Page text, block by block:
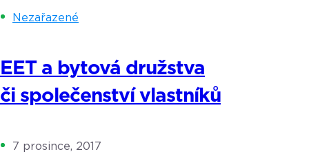
Nezařazené
EET a bytová družstva
či společenství vlastníků
7 prosince, 2017